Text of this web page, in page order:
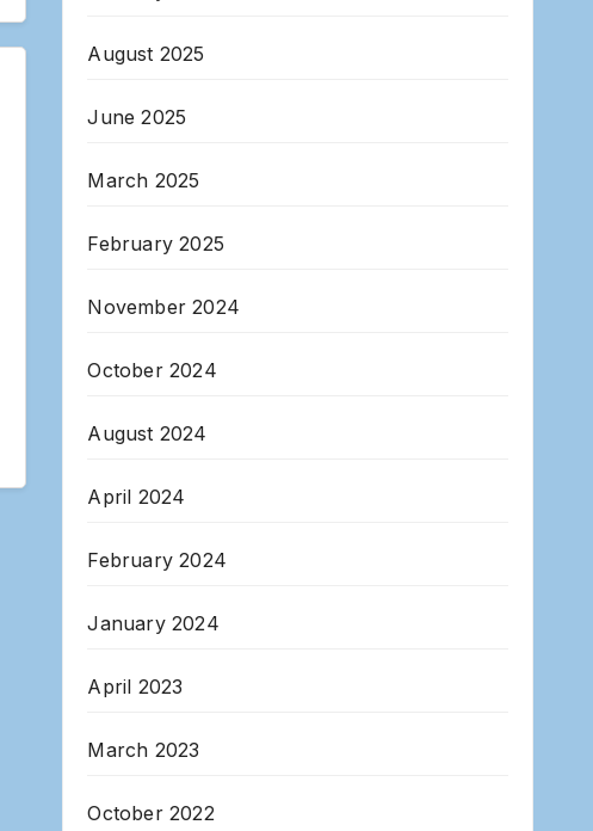
August 2025
June 2025
March 2025
February 2025
November 2024
October 2024
August 2024
April 2024
February 2024
January 2024
April 2023
March 2023
October 2022